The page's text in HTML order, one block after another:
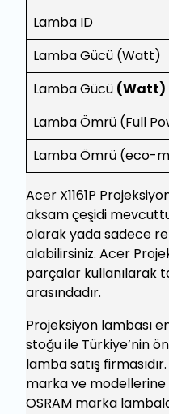
Lamba ID
Lamba Gücü (Watt)
Lamba Gücü (Watt)
Lamba Ömrü (Full
Lamba Ömrü (eco-
Acer X1161P
aksam çeşidi
olarak yada sadece
alabilirsiniz. Acer
parçalar kullanılarak
arasındadır.
Projeksiyon lambası
stoğu ile Türkiye’nin
lamba satış
marka ve modellerine
OSRAM marka